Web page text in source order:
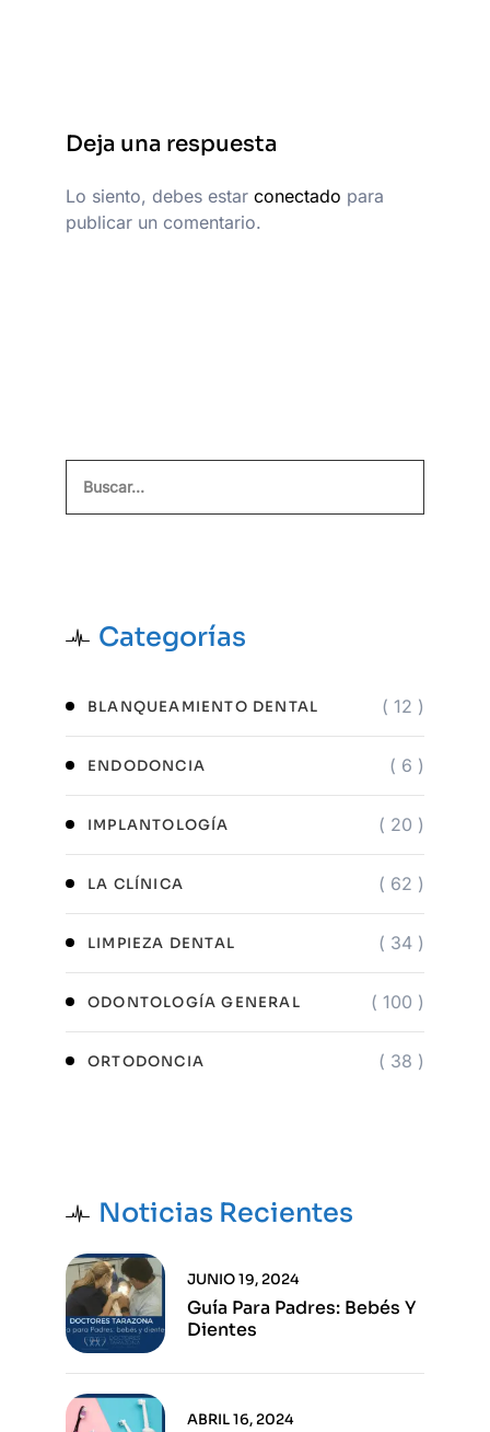
Deja una respuesta
Lo siento, debes estar conectado para
publicar un comentario.
Categorías
BLANQUEAMIENTO DENTAL ( 12 )
ENDODONCIA ( 6 )
IMPLANTOLOGÍA ( 20 )
LA CLÍNICA ( 62 )
LIMPIEZA DENTAL ( 34 )
ODONTOLOGÍA GENERAL ( 100 )
ORTODONCIA ( 38 )
Noticias Recientes
Guía Para Padres: Bebés Y
Dientes
JUNIO 19, 2024
ABRIL 16, 2024